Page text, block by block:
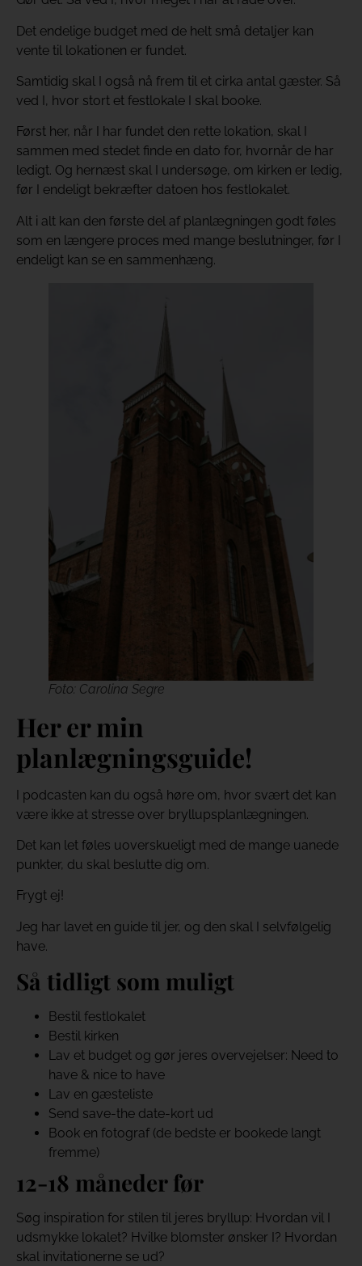
Det endelige budget med de helt små detaljer kan
vente til lokationen er fundet.
Samtidig skal I også nå frem til et cirka antal gæster. Så
ved I, hvor stort et festlokale I skal booke.
Først her, når I har fundet den rette lokation, skal I
sammen med stedet finde en dato for, hvornår de har
ledigt. Og hernæst skal I undersøge, om kirken er ledig,
før I endeligt bekræfter datoen hos festlokalet.
Alt i alt kan den første del af planlægningen godt føles
som en længere proces med mange beslutninger, før I
endeligt kan se en sammenhæng.
Foto: Carolina Segre
Her er min
planlægningsguide!
I podcasten kan du også høre om, hvor svært det kan
være ikke at stresse over bryllupsplanlægningen.
Det kan let føles uoverskueligt med de mange uanede
punkter, du skal beslutte dig om.
Frygt ej!
Jeg har lavet en guide til jer, og den skal I selvfølgelig
have.
Så tidligt som muligt
Bestil festlokalet
Bestil kirken
Lav et budget og gør jeres overvejelser: Need to
have & nice to have
Lav en gæsteliste
Send save-the date-kort ud
Book en fotograf (de bedste er bookede langt
fremme)
12-18 måneder før
Søg inspiration for stilen til jeres bryllup: Hvordan vil I
udsmykke lokalet? Hvilke blomster ønsker I? Hvordan
skal invitationerne se ud?